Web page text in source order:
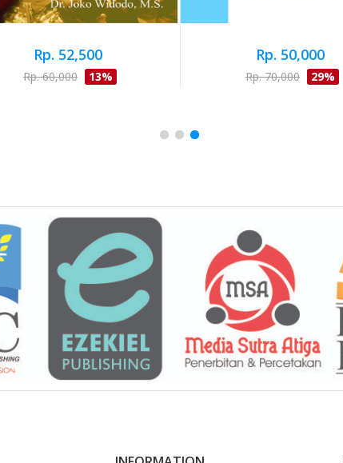
Rp. 52,500
Rp. 60,000 13%
Rp. 50,000
Rp. 70,000 29%